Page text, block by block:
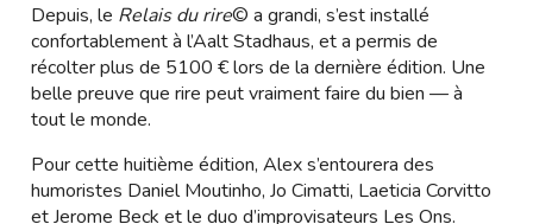
Depuis, le Relais du rire© a grandi, s’est installé
confortablement à l’Aalt Stadhaus, et a permis de
récolter plus de 5100 € lors de la dernière édition. Une
belle preuve que rire peut vraiment faire du bien — à
tout le monde.
Pour cette huitième édition, Alex s’entourera des
humoristes Daniel Moutinho, Jo Cimatti, Laeticia Corvitto
et Jerome Beck et le duo d’improvisateurs Les Ons.